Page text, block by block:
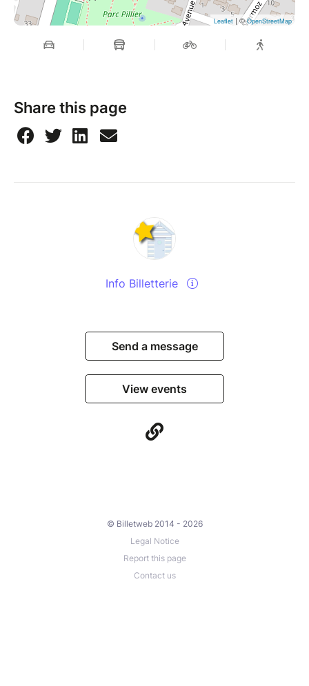
Leaflet| ©OpenStreetMap
Share this page
Info Billetterie
Send a message
View events
© Billetweb 2014 - 2026
Legal Notice
Report this page
Contact us